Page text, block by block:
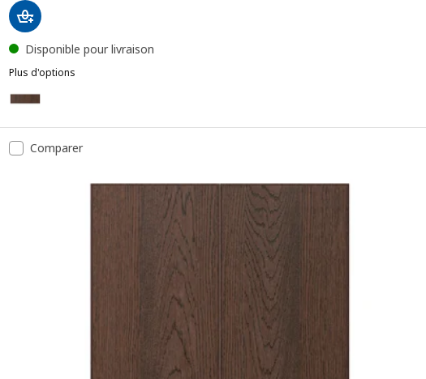
Disponible pour livraison
Plus d'options
Option : SINARP, Face de tiroir, brun, 60x20 cm
Option : SINARP, Face de tiroir, brun, 80x10 cm
Option : SINARP, Face de tiroir, brun, 80x20 cm
Option : SINARP, Face de tiroir, brun, 40x40 cm
Option : SINARP, Face de tiroir, brun, 80x40 cm
Comparer